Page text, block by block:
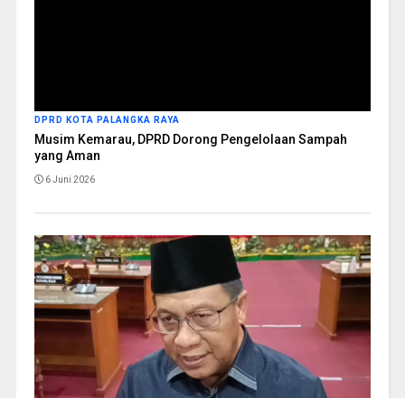
DPRD KOTA PALANGKA RAYA
Musim Kemarau, DPRD Dorong Pengelolaan Sampah
yang Aman
6 Juni 2026